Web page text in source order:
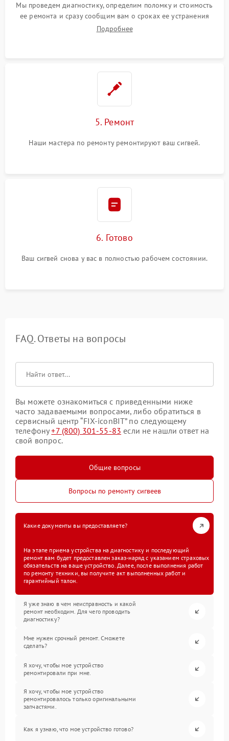
Мы проведем диагностику, определим поломку и стоимость
ее ремонта и сразу сообщим вам о сроках ее устранения
Подробнее
5. Ремонт
Наши мастера по ремонту ремонтируют ваш сигвей.
6. Готово
Ваш сигвей снова у вас в полностью рабочем состоянии.
FAQ. Ответы на вопросы
Вы можете ознакомиться с приведенными ниже
часто задаваемыми вопросами, либо обратиться в
сервисный центр “FIX-iconBIT” по следующему
телефону+7 (800) 301-55-83 если не нашли ответ на
свой вопрос.
Общие вопросы
Вопросы по ремонту сигвеев
Какие документы вы предоставляете?
На этапе приема устройства на диагностику и последующий
ремонт вам будет предоставлен заказ-наряд с указанием страховых
обязательств на ваше устройство. Далее, после выполнения работ
по ремонту техники, вы получите акт выполненных работ и
гарантийный талон.
Я уже знаю в чем неисправность и какой
ремонт необходим. Для чего проводить
диагностику?
Мне нужен срочный ремонт. Сможете
сделать?
Я хочу, чтобы мое устройство
ремонтировали при мне.
Я хочу, чтобы мое устройство
ремонтировалось только оригинальными
запчастями.
Как я узнаю, что мое устройство готово?